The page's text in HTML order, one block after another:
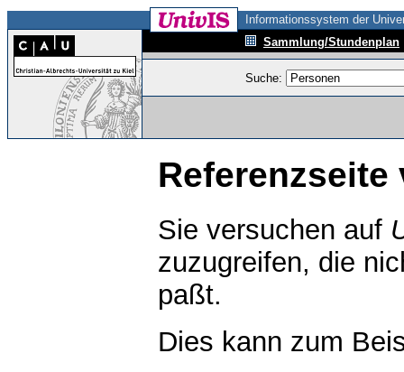
Informationssystem der
Sammlung/Stundenplan
Suche:
Referenzseite
Sie versuchen auf
zuzugreifen, die
paßt.
Dies kann zum